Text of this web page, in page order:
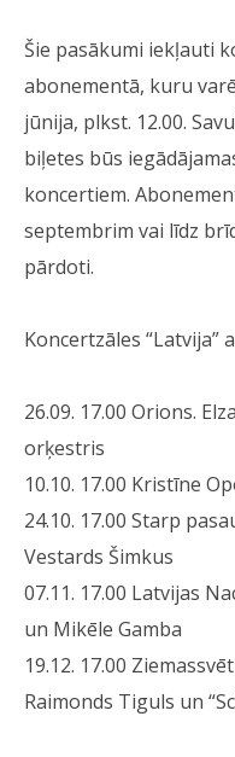
Šie pasākumi iekļauti
abonementā, kuru
jūnija, plkst. 12.00.
biļetes būs
koncertiem.
septembrim vai līdz
pārdoti.
Koncertzāles
26.09. 17.00 Orions.
orķestris
10.10. 17.00 Kristīne
24.10. 17.00 Starp
Vestards Šimkus
07.11. 17.00 Latvijas
un Mikēle Gamba
19.12. 17.00
Raimonds Tiguls un